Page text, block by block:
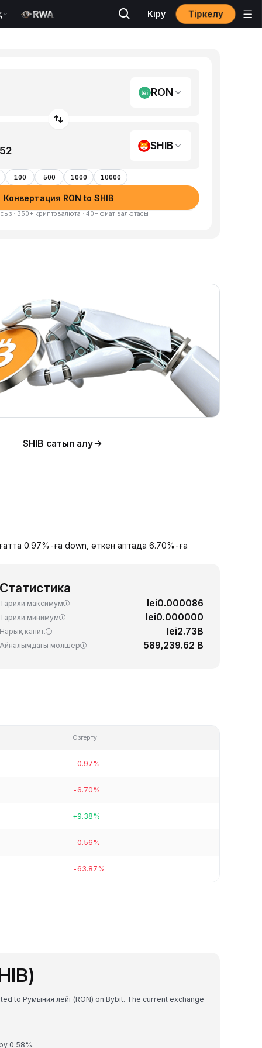
Кіру Тіркелу
RON
SHIB
100 500 1000 10000
Конвертация RON to SHIB
· 350+ криптовалюта · 40+ фиат валютасы
SHIB сатып алу
0.97%-ға down, өткен аптада 6.70%-ға
Статистика
Тарихи максимум lei0.000086
Тарихи минимум lei0.000000
Нарық капит. lei2.73B
Айналымдағы мөлшер 589,239.62 B
Өзгерту
-0.97%
-6.70%
+9.38%
-0.56%
-63.87%
to Румыния лейі (RON) on Bybit. The current exchange
0.58%.